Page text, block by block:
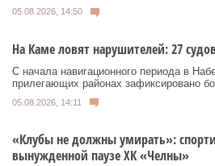
05.08.2026, 14:50
На Каме ловят нарушителей: 27
С начала навигационного периода в
прилегающих районах зафиксировано
05.08.2026, 14:11
«Клубы не должны умирать»:
вынужденной паузе ХК «Челны»